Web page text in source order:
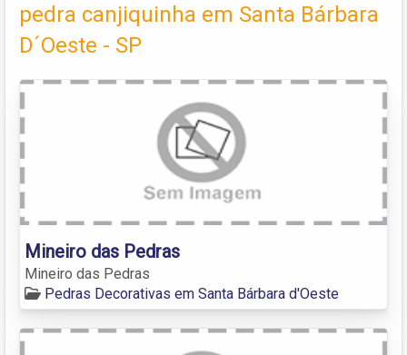
pedra canjiquinha em Santa Bárbara
D´Oeste - SP
Mineiro das Pedras
Mineiro das Pedras
Pedras Decorativas em Santa Bárbara d'Oeste